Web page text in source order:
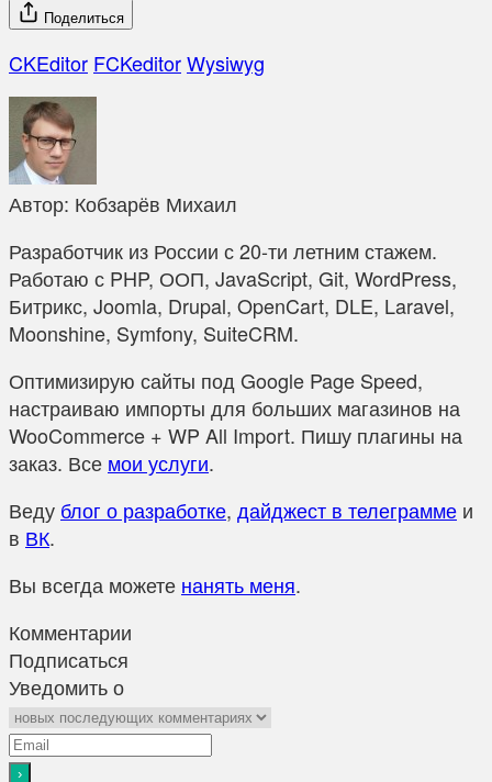
Поделиться
CKEditor FCKeditorWysiwyg
Автор: Кобзарёв Михаил
Разработчик из России с 20-ти летним стажем.
Работаю с PHP, ООП, JavaScript, Git, WordPress,
Битрикс, Joomla, Drupal, OpenCart, DLE, Laravel,
Moonshine, Symfony, SuiteCRM.
Оптимизирую сайты под Google Page Speed,
настраиваю импорты для больших магазинов на
WooCommerce + WP All Import. Пишу плагины на
заказ. Все мои услуги.
Веду блог о разработке, дайджест в телеграмме и
в ВК.
Вы всегда можете нанять меня.
Комментарии
Подписаться
Уведомить о